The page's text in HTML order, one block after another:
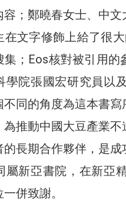
容；鄭曉春女士、中
在文字修飾上給了很
集；Eos核對被引用
學院張國宏研究員以
不同的角度為這本書
為推動中國大豆產業
的長期合作夥伴，是
屬新亞書院，在新亞
併致謝。